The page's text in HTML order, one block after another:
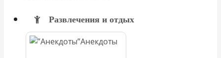
Развлечения и отдых
Анекдоты